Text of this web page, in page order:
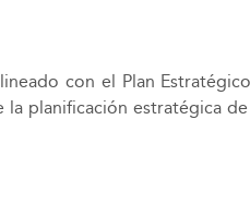
con el Plan
planificación estratégica